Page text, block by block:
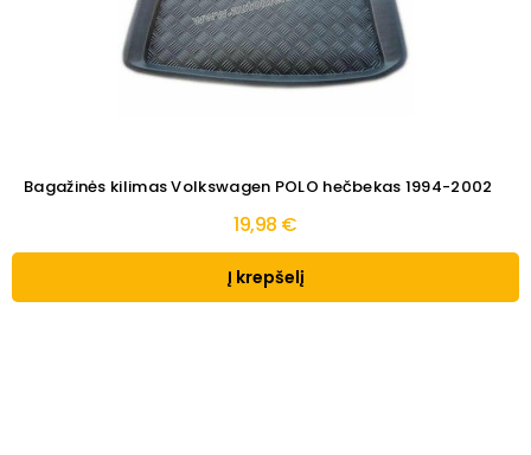
Bagažinės kilimas Volkswagen POLO hečbekas 1994-2002
19,98 €
Į krepšelį